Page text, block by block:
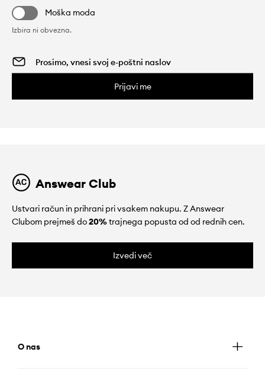
Moška moda
Izbira ni obvezna.
Prijavi me
Answear Club
Ustvari račun in prihrani pri vsakem nakupu. Z Answear
Clubom prejmeš do20%trajnega popusta od od rednih cen.
Izvedi več
O nas